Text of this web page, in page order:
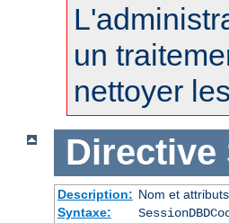
un
nettoyer
Directive
Description: Nom et
Syntaxe: